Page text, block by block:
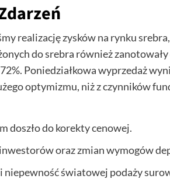
realizację zysków na rynku
do srebra również
Poniedziałkowa wyprzedaż
optymizmu, niż z czynników
doszło do korekty cenowej.
oraz zmian wymogów
niepewność światowej podaży